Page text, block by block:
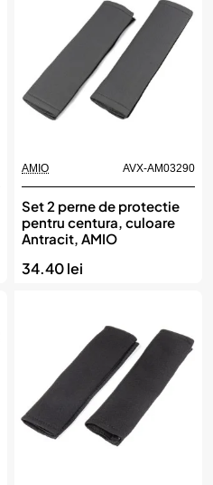
AMIO AVX-AM03290
Set 2 perne de protectie
pentru centura, culoare
Antracit, AMIO
34.40 lei